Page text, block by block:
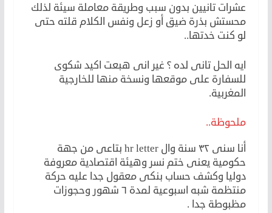
عشرات تانيين بدون سبب وطريقة معاملة سيئة لذلك
محستش بذرة ضيق أو زعل ونفس الكلام قلته حتى
لو كنت خدتها..
ايه الحل تانى لده ؟ غير انى هبعت اكيد شكوى
للسفارة على موقعها ونسخة منها للخارجية
المغربية.
ملحوظة..
أنا سنى ٣٢ سنة وال hr letter بتاعى من جهة
حكومية يعنى ختم نسر وهيئة اقتصادية معروفة
دوليا وكشف حساب بنكى معقول جدا عليه حركة
منتظمة شبه اسبوعية لمدة ٦ شهور وحجوزات
مظبوطة جدا .